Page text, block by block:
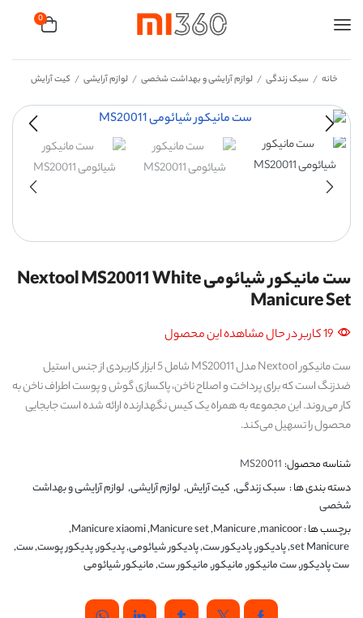
0
خانه / سبک زندگی / لوازم آرایشی و بهداشت شخصی / لوازم آرایشی / کیت آرایش
ست مانیکور شیائومی Nextool MS20011 White
Manicure Set
19 کاربر در حال مشاهده این محصول
ست مانیکور Nextool مدل MS20011 شامل 5 ابزار کاربردی از جنس استیل
ضدزنگ است که برای پرداخت و اصلاح ناخن، پاکسازی گوش و پوست اطراف ناخن به
کار می‌روند. این مجموعه به همراه یک کیس نگهدارنده ارائه شده است جابجایی
محصول را تسهیل می‌کند.
شناسه محصول: MS20011
دسته بندی ها : سبک زندگی, کیت آرایش, لوازم آرایشی, لوازم آرایشی و بهداشت
شخصی
برچسب ها :manicoor
,
Manicure
,
Manicure set
,
Manicure xiaomi
,
set Manicure
,پادیکور,پادیکور ست,پادیکور شیائومی,پدیکور,پدیکور پوست,ست,
ست پادیکور,ست مانیکور,مانیکور,مانیکور ست,مانیکور شیائومی